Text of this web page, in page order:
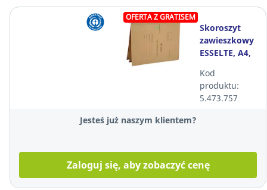
OFERTA Z GRATISEM
Skoroszyt
zawieszkowy
ESSELTE, A4,
osobowe,
brązowy, 10
sztuk
Kod
produktu:
5.473.757
Jesteś już naszym klientem?
Zaloguj się, aby zobaczyć cenę